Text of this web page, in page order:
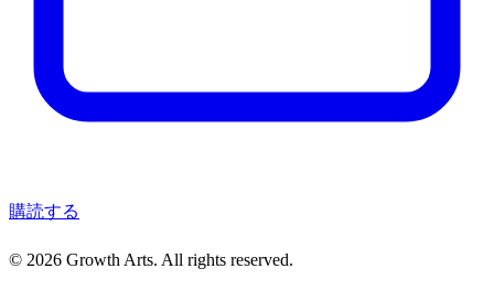
購読する
© 2026 Growth Arts. All rights reserved.